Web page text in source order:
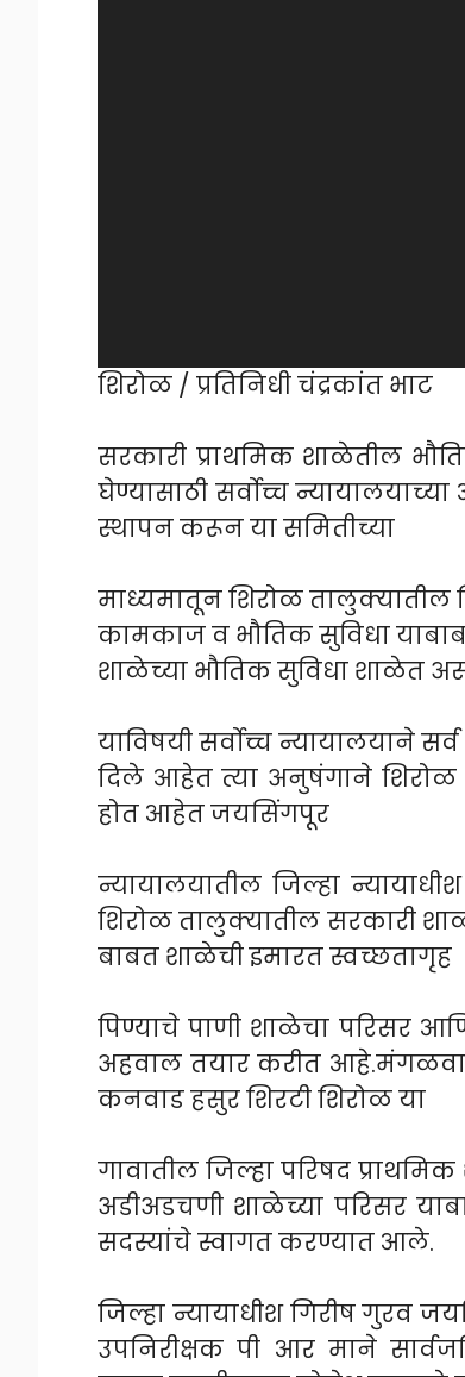
शिरोळ / प्रतिनिधी चंद्रकांत भाट
सरकारी प्राथमिक शाळेतील
घेण्यासाठी सर्वोच्च
स्थापन करून या समितीच्या
माध्यमातून शिरोळ तालुक्यातील
कामकाज व भौतिक सुविधा
शाळेच्या भौतिक सुविधा शाळेत
याविषयी सर्वोच्च न्यायालयाने
दिले आहेत त्या अनुषंगाने शिरोळ
होत आहेत जयसिंगपूर
न्यायालयातील जिल्हा
शिरोळ तालुक्यातील सरकारी
बाबत शाळेची इमारत स्वच्छतागृह
पिण्याचे पाणी शाळेचा परिसर
अहवाल तयार करीत
कनवाड हसुर शिरटी शिरोळ या
गावातील जिल्हा परिषद
अडीअडचणी शाळेच्या परिसर
सदस्यांचे स्वागत करण्यात आले.
जिल्हा न्यायाधीश गिरीष गुरव
उपनिरीक्षक पी आर माने